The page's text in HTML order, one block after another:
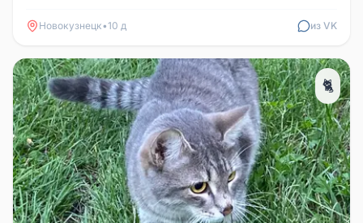
Новокузнецк•10 д из VK
🐈